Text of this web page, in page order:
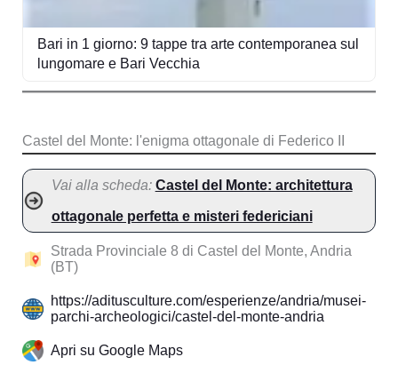
Bari in 1 giorno: 9 tappe tra arte contemporanea sul
lungomare e Bari Vecchia
Castel del Monte: l'enigma ottagonale di Federico II
Vai alla scheda: Castel del Monte: architettura
ottagonale perfetta e misteri federiciani
Strada Provinciale 8 di Castel del Monte, Andria
(BT)
https://aditusculture.com/esperienze/andria/musei-
parchi-archeologici/castel-del-monte-andria
Apri su Google Maps